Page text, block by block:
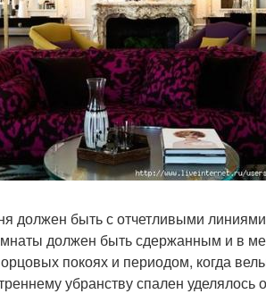
должен быть с отчетливыми
должен быть сдержанным и в
покоях и периодом, когда
убранству спален уделялось